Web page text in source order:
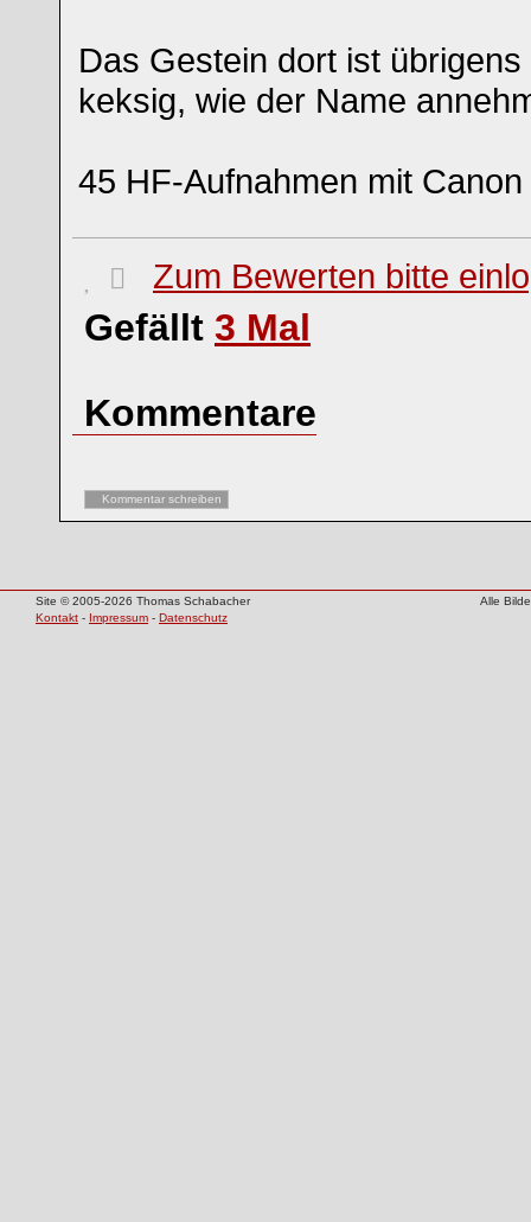
Das Gestein dort ist
keksig, wie der Name
45 HF-Aufnahmen mit
Zum Bewerten bitte
Gefällt 3 Mal
Kommentare
Kommentar schreiben
Site © 2005-2026 Thomas Schabacher
Alle
Kontakt - Impressum - Datenschutz